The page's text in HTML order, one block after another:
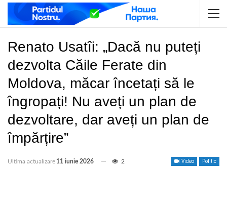
Renato Usatîi: „Dacă nu puteți
dezvolta Căile Ferate din
Moldova, măcar încetați să le
îngropați! Nu aveți un plan de
dezvoltare, dar aveți un plan de
împărțire”
Video Politic
Ultima actualizare 11 iunie 2026 2